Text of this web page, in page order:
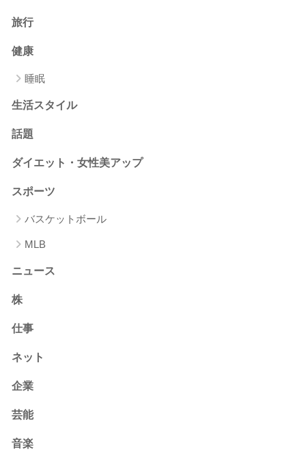
旅行
健康
睡眠
生活スタイル
話題
ダイエット・女性美アップ
スポーツ
バスケットボール
MLB
ニュース
株
仕事
ネット
企業
芸能
音楽